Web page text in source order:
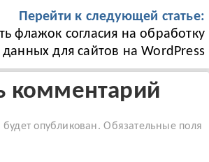
Перейти к следующей статье:
флажок согласия на обработку
для сайтов на WordPress
комментарий
опубликован. Обязательные поля